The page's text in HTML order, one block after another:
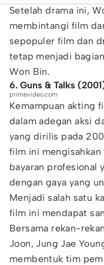
Setelah drama ini,
membintangi film
sepopuler film dan
tetap menjadi
Won Bin.
6. Guns & Talks
primevideo.com
Kemampuan akting
dalam adegan aksi
yang dirilis pada
film ini
bayaran profesional
dengan gaya yang
Menjadi salah satu
film ini mendapat
Bersama rekan-
Joon, Jung Jae
membentuk tim